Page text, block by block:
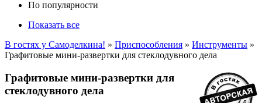
По популярности
Показать все
В гостях у Самоделкина! » Приспособления » Инструменты »
Графитовые мини-развертки для стеклодувного дела
Графитовые мини-развертки для
стеклодувного дела